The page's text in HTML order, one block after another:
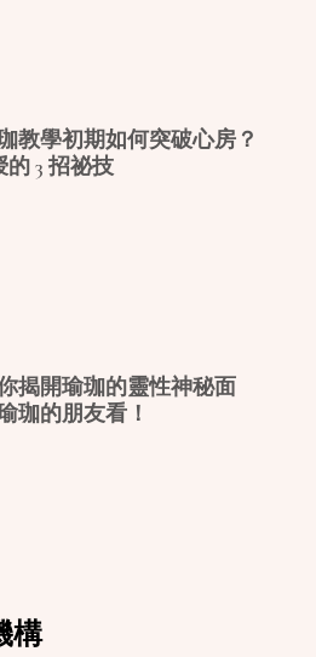
構
教學初期如何突破心房？
的 3 招祕技
揭開瑜珈的靈性神秘面
珈的朋友看！